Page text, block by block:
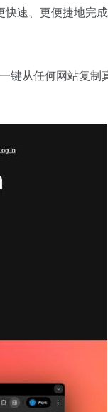
速、更便捷地完成
键从任何网站复制